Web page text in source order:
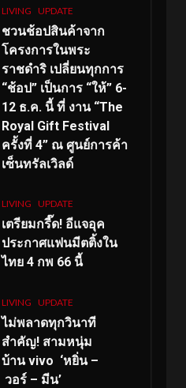
LIVING UPDATE
ชวนช้อปสินค้าจาก
โครงการในพระ
ราชดำริ เปลี่ยนทุกการ
“ช้อป” เป็นการ “ให้” 6-
12 ธ.ค. นี้ ที่ งาน “The
Royal Gift Festival
ครั้งที่ 4” ณ ศูนย์การค้า
เซ็นทรัลเวิลด์
LIVING UPDATE
เตรียมกรี๊ด! อีแจอุค
ประกาศแฟนมีตติ้งใน
ไทย 4 กพ 66 นี้
LIVING UPDATE
ไม่พลาดทุกวินาที
สำคัญ! สามหนุ่ม
บ้าน vivo ‘หยิ่น –
วอร์ – มีน’